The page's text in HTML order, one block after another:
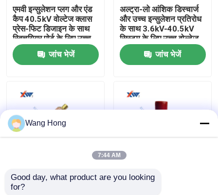
हमारे बारे में
कारखाना भ्रमण
गुणवत्ता नियंत्रण
संपर्क करें
एक उद्धरण की विनती करे
उच्च वोल्टेज सिरेमिक संधारित्र
हाई वोल्टेज डोरकनॉब कैपेसिटर
एमवी इन्सुलेशन प्लग और एंड
कैप 40.5kV वोल्टेज क्लास
प्रेस-फिट डिजाइन के साथ
स्विचगियर पोर्ट के लिए उच्च
ग्रेड इन्सुलेटिंग पॉलिमर से
बना
जांच भेजें
अल्ट्रा-लो आंशिक डिस्चार्ज
और उच्च इन्सुलेशन प्रतिरोध
के साथ 3.6kV-40.5kV
सिस्टम के लिए उच्च वोल्टेज
सिरेमिक कैपेसिटर रॉड
(VDIS सिरेमिक)जांच भेजें
कम आंशिक डिस्चार्ज के साथ
3.6kV40.5kV वीपीआईएस
12KV 3000PF आउटडोर
Wang Hong
7:44 AM
Good day, what product are you looking
for?